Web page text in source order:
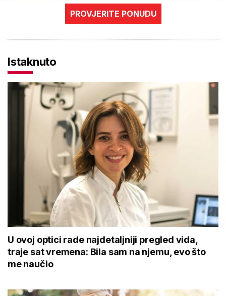
PROVJERITE PONUDU
Istaknuto
U ovoj optici rade najdetaljniji pregled vida,
traje sat vremena: Bila sam na njemu, evo što
me naučio